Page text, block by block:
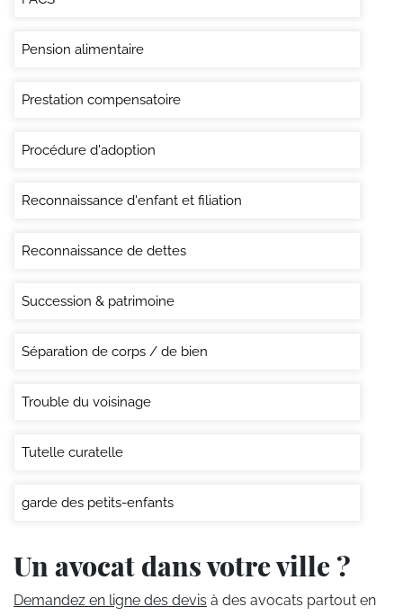
Pension alimentaire
Prestation compensatoire
Procédure d'adoption
Reconnaissance d'enfant et filiation
Reconnaissance de dettes
Succession & patrimoine
Séparation de corps / de bien
Trouble du voisinage
Tutelle curatelle
garde des petits-enfants
Un avocat dans votre ville ?
Demandez en ligne des devis à des avocats partout en